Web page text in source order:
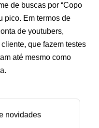
de buscas por “Copo
pico. Em termos de
de youtubers,
que fazem testes
até mesmo como
novidades